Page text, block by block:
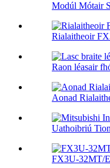
Modúl Mótair
Rialaitheoir
Raon léasair
Aonad
Uathoibriú
FX3U-32MT/